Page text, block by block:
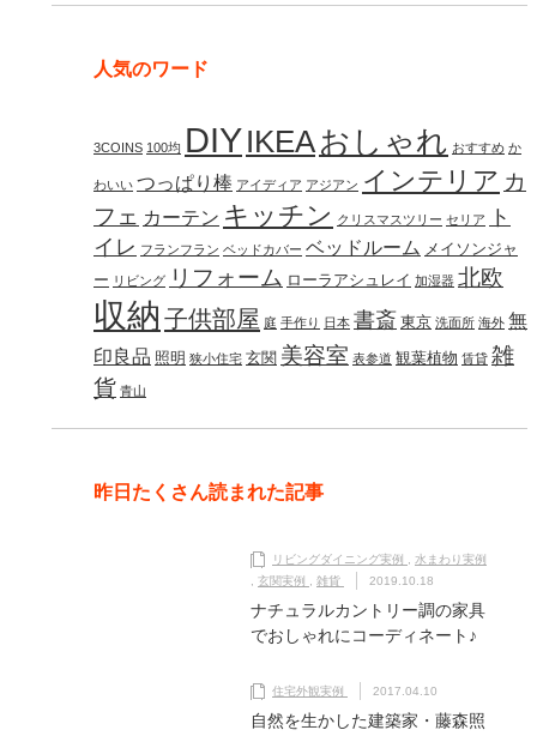
人気のワード
3COINS 100均 DIYIKEAおしゃれ おすすめ か
わいい つっぱり棒 アイディア アジアン インテリア カ
フェ カーテン キッチン クリスマスツリー セリア
ト
イレ フランフラン ベッドカバー ベッドルーム メイソンジャ
ー リビング リフォーム ローラアシュレイ 加湿器 北欧
収納 子供部屋 庭 手作り 日本 書斎 東京 洗面所 海外 無
印良品 照明 狭小住宅 玄関 美容室 表参道 観葉植物 賃貸 雑
貨 青山
昨日たくさん読まれた記事
リビングダイニング実例
水まわり実例
玄関実例 雑貨 2019.10.18
ナチュラルカントリー調の家具
でおしゃれにコーディネート♪
住宅外観実例 2017.04.10
自然を生かした建築家・藤森照